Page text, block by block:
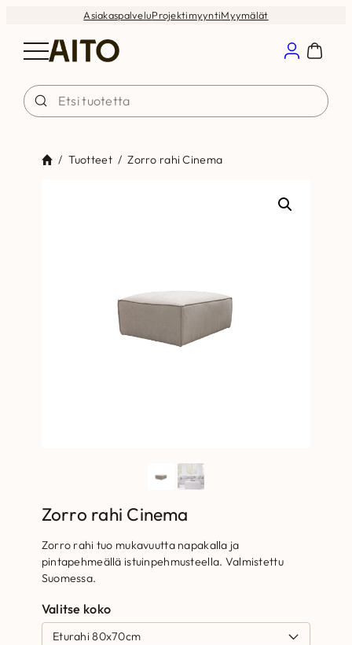
AsiakaspalveluProjektimyyntiMyymälät
/ Tuotteet / Zorro rahi Cinema
Zorro rahi Cinema
Zorro rahi tuo mukavuutta napakalla ja
pintapehmeällä istuinpehmusteella. Valmistettu
Suomessa.
Valitse koko